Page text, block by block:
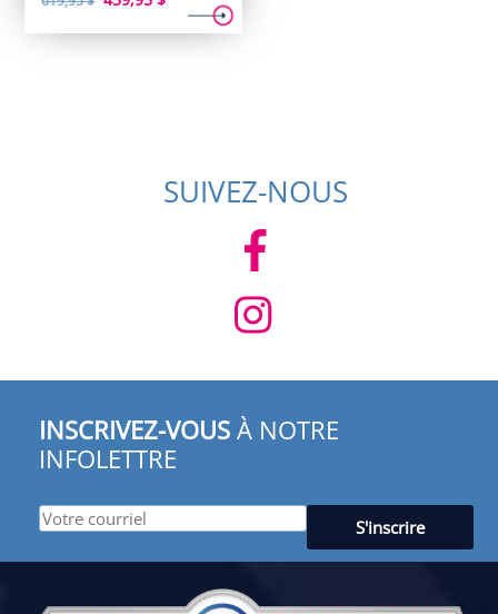
SUIVEZ-NOUS
INSCRIVEZ-VOUS À NOTRE
INFOLETTRE